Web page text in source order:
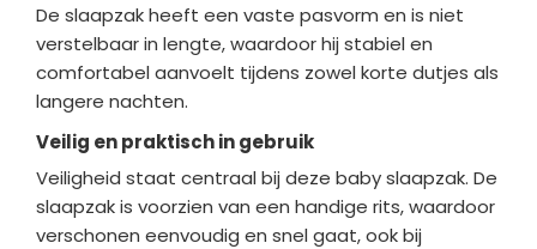
De slaapzak heeft een vaste pasvorm en is niet
verstelbaar in lengte, waardoor hij stabiel en
comfortabel aanvoelt tijdens zowel korte dutjes als
langere nachten.
Veilig en praktisch in gebruik
Veiligheid staat centraal bij deze baby slaapzak. De
slaapzak is voorzien van een handige rits, waardoor
verschonen eenvoudig en snel gaat, ook bij